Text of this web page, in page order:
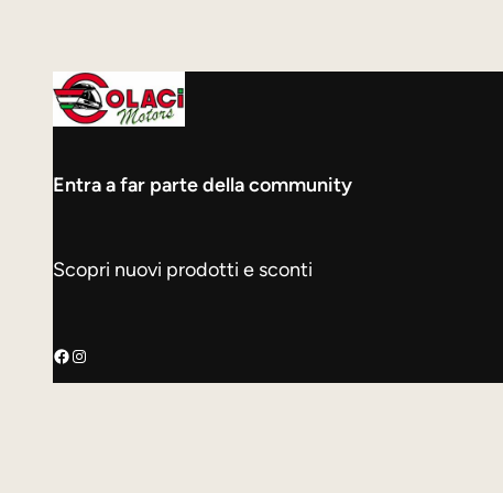
Entra a far parte della community
Scopri nuovi prodotti e sconti
Facebook Instagram